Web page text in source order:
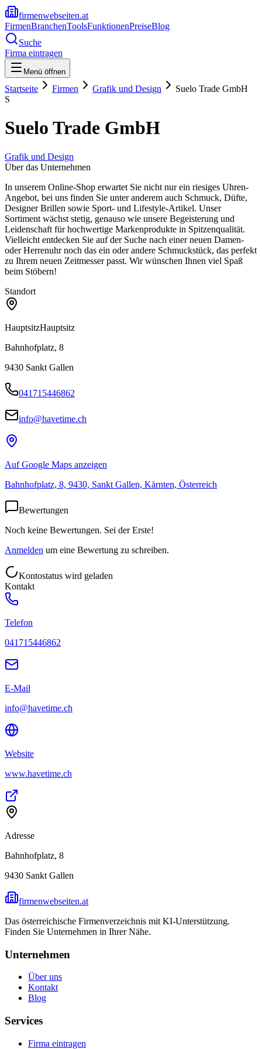
firmenwebseiten.at
FirmenBranchenToolsFunktionenPreiseBlog
Suche
Firma eintragen
Menü öffnen
Startseite Firmen Grafik und Design
Suelo Trade GmbH
S
Suelo Trade GmbH
Grafik und Design
Über das Unternehmen
In unserem Online-Shop erwartet Sie nicht nur ein riesiges Uhren-
Angebot, bei uns finden Sie unter anderem auch Schmuck, Düfte,
Designer Brillen sowie Sport- und Lifestyle-Artikel. Unser
Sortiment wächst stetig, genauso wie unsere Begeisterung und
Leidenschaft für hochwertige Markenprodukte in Spitzenqualität.
Vielleicht entdecken Sie auf der Suche nach einer neuen Damen-
oder Herrenuhr noch das ein oder andere Schmuckstück, das perfekt
zu Ihrem neuen Zeitmesser passt. Wir wünschen Ihnen viel Spaß
beim Stöbern!
Standort
HauptsitzHauptsitz
Bahnhofplatz, 8
9430 Sankt Gallen
041715446862
info@havetime.ch
Auf Google Maps anzeigen
Bahnhofplatz, 8, 9430, Sankt Gallen, Kärnten, Österreich
Bewertungen
Noch keine Bewertungen. Sei der Erste!
Anmelden um eine Bewertung zu schreiben.
Kontostatus wird geladen
Kontakt
Telefon
041715446862
E-Mail
info@havetime.ch
Website
www.havetime.ch
Adresse
Bahnhofplatz, 8
9430 Sankt Gallen
firmenwebseiten.at
Das österreichische Firmenverzeichnis mit KI-Unterstützung.
Finden Sie Unternehmen in Ihrer Nähe.
Unternehmen
Über uns
Kontakt
Blog
Services
Firma eintragen